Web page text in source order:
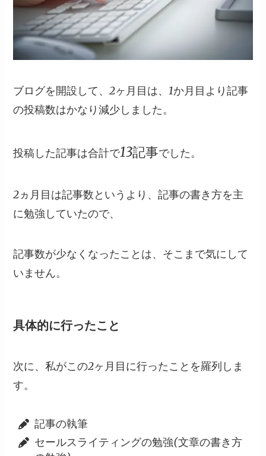
ブログを開設して、2ヶ月目は、1か月目より記事
の投稿数はかなり減少しました。
投稿した記事は合計で13記事でした。
2ヵ月目は記事数というより、記事の書き方を主
に勉強していたので、
記事数が少なくなったことは、そこまで気にして
いません。
具体的に行ったこと
次に、私がこの2ヶ月目に行ったことを羅列しま
す。
記事の執筆
セールスライティングの勉強(文章の書き方